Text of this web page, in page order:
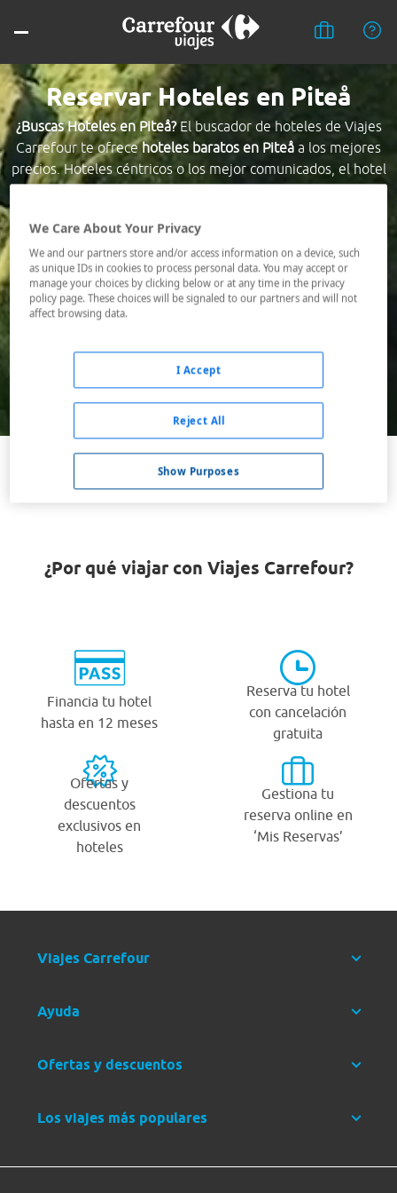
Reservar Hoteles en Piteå
¿Buscas Hoteles en Piteå?El buscador de hoteles de Viajes
Carrefour te ofrecehoteles baratos en Piteå a los mejores
precios. Hoteles céntricos o los mejor comunicados, el hotel
que busques nosotros te lo encontramos al mejor precio.
Destino *
Fechas *
07/08/2026 - 08/08/2026
Buscar
VER TODOS LOS HOTELES BARATOS EN PITEÅ
¿Por qué viajar con Viajes Carrefour?
Financia tu hotel
hasta en 12 meses
Reserva tu hotel
con cancelación
gratuita
Ofertas y
descuentos
exclusivos en
hoteles
Gestiona tu
reserva online en
‘Mis Reservas’
Viajes Carrefour
Ayuda
Ofertas y descuentos
Los viajes más populares
We Care About Your Privacy
We and our partners store and/or access information on a device, such
as unique IDs in cookies to process personal data. You may accept or
manage your choices by clicking below or at any time in the privacy
policy page. These choices will be signaled to our partners and will not
affect browsing data.
Show Purposes
Reject All
I Accept